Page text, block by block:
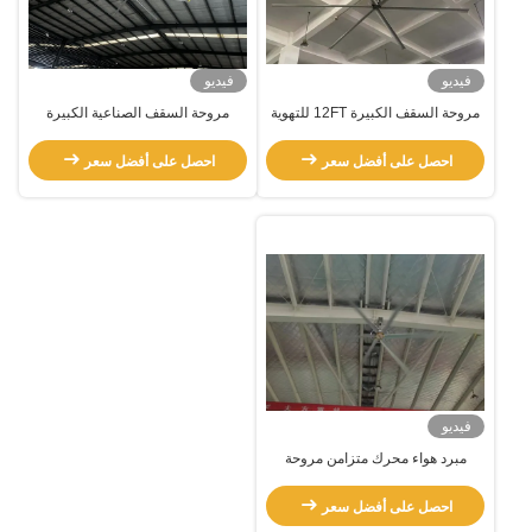
فيديو
مروحة السقف الكبيرة 12FT للتهوية
احصل على أفضل سعر
فيديو
مروحة السقف الصناعية الكبيرة
التهوية
احصل على أفضل سعر
فيديو
مبرد هواء محرك متزامن مروحة
احصل على أفضل سعر